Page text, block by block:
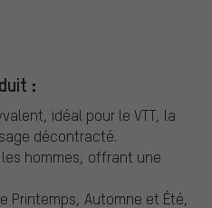
:
idéal pour le VTT, la
décontracté.
hommes, offrant une
Printemps, Automne et Été,